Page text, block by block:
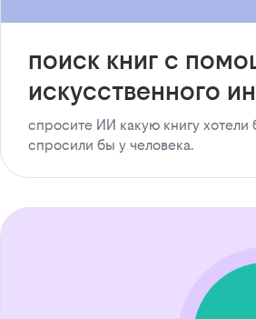
поиск книг с
искусственного
спросите ИИ какую книгу хотели
спросили бы у человека.